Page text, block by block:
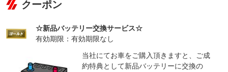
クーポン
☆新品バッテリー交換サービス☆
有効期限：有効期限なし
当社にてお車をご購入頂きますと、ご成
約特典として新品バッテリーに交換の